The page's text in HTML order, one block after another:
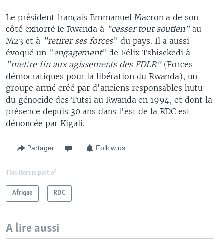
Le président français Emmanuel Macron a de son
côté exhorté le Rwanda à "cesser tout soutien" au
M23 et à "retirer ses forces" du pays. Il a aussi
évoqué un "engagement" de Félix Tshisekedi à
"mettre fin aux agissements des FDLR"(Forces
démocratiques pour la libération du Rwanda), un
groupe armé créé par d'anciens responsables hutu
du génocide des Tutsi au Rwanda en 1994, et dont la
présence depuis 30 ans dans l'est de la RDC est
dénoncée par Kigali.
Partager Follow us
This item is part of
Afrique RDC
A lire aussi